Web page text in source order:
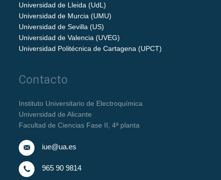
Universidad de Lleida (UdL)
Universidad de Murcia (UMU)
Universidad de Sevilla (US)
Universidad de Valencia (UVEG)
Universidad Politécnica de Cartagena (UPCT)
Contacto
Instituto Universitario de Electroquímica
Universidad de Alicante
Facultad de Ciencias Fase II, 4ª planta
iue@ua.es
965 90 9814